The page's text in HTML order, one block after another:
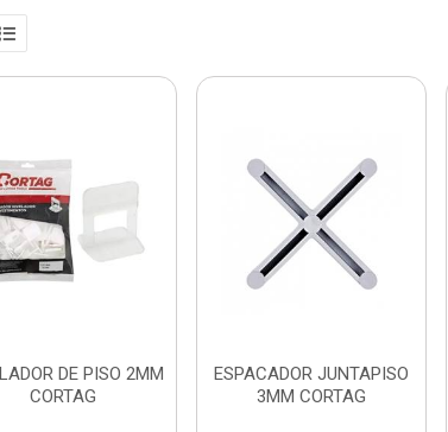
DE PISO 2MM
CORTAG
ESPACADOR JUNTAPISO
3MM CORTAG